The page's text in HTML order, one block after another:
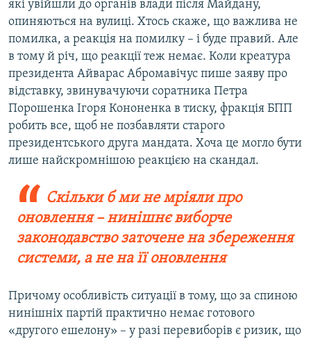
які увійшли до органів влади після Майдану,
опиняються на вулиці. Хтось скаже, що важлива не
помилка, а реакція на помилку – і буде правий. Але
в тому й річ, що реакції теж немає. Коли креатура
президента Айварас Абромавічус пише заяву про
відставку, звинувачуючи соратника Петра
Порошенка Ігоря Кононенка в тиску, фракція БПП
робить все, щоб не позбавляти старого
президентського друга мандата. Хоча це могло бути
лише найскромнішою реакцією на скандал.
Скільки б ми не мріяли про
оновлення – нинішнє виборче
законодавство заточене на збереження
системи, а не на її оновлення
Причому особливість ситуації в тому, що за спиною
нинішніх партій практично немає готового
«другого ешелону» – у разі перевиборів є ризик, що